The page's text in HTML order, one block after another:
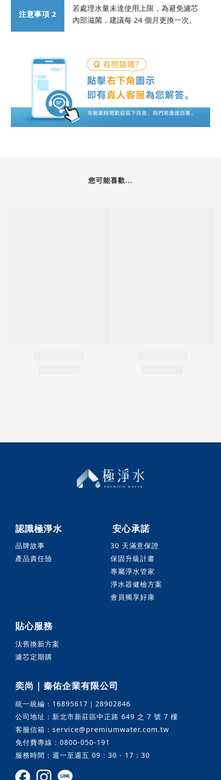
注意事項 2
若處理水量未達使用上限，為避免濾芯
內部滋菌，建議每 24 個月更換一次。
您可能喜歡...
認識極淨水
品牌故事
產品責任險
安心承諾
30 天滿意保證
保固升級計畫
專屬淨水管家
淨水器健檢方案
會員獨享好康
貼心服務
汰舊換新方案
濾芯定期購
奕尚｜秦佑企業有限公司
統一統編：16895617｜28902846
公司地址：新北市新莊區中正路 649 之 7 號 7 樓
客服信箱：service@premiumwater.com.tw
免付費專線：0800-050-191
服務時間：週一至週五 09：30 - 17：30